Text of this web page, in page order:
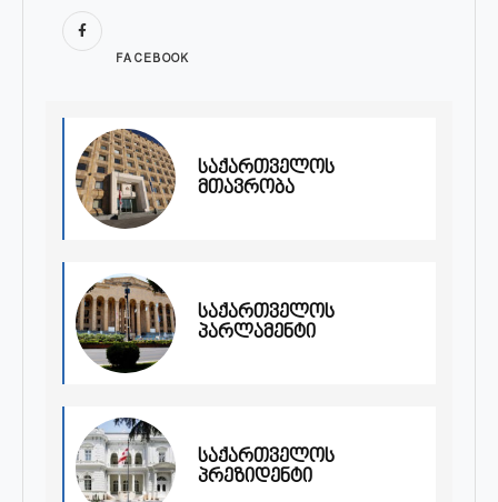
FACEBOOK
საქართველოს
მთავრობა
საქართველოს
პარლამენტი
საქართველოს
პრეზიდენტი